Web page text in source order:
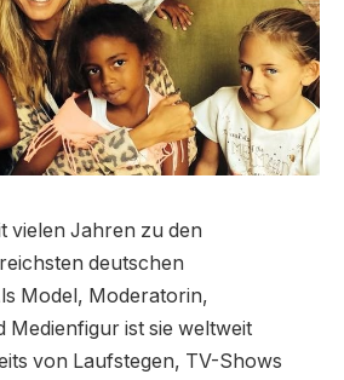
vielen Jahren zu den
deutschen
Model, Moderatorin,
Medienfigur ist sie weltweit
von Laufstegen, TV-Shows